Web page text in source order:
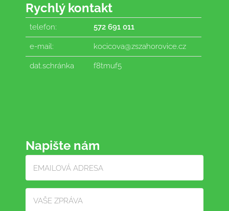
Rychlý kontakt
telefon: 572 691 011
e-mail: kocicova@zszahorovice.cz
dat.schránka f8tmuf5
Napište nám